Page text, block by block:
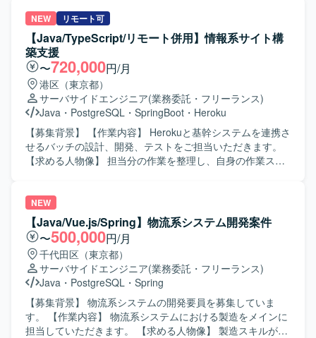
者を巻き込みながら開発を進められる方、プロダクトマネ
ージャーやプロジェクトマネージャーと建設的に議論でき
る方、チームメンバーの経験や強みを尊重しつつ技術的な
支援やナレッジ共有ができる方にご参画いただきたいと考
えています。開発速度と品質の両方に責任を持ち、継続的
な改善に取り組める方を期待しています。 【ポジションの
魅力】 AI音声プロダクトを実際のコンタクトセンターへ導
入し、現場から得られるフィードバックをもとにプロダク
トを改善していくフェーズに携わることができます。決め
られた仕様を実装するだけではなく、顧客環境で発生して
いる課題を整理し、プロダクトとして再利用可能な機能や
アーキテクチャ、チームの進め方そのものを見直していく
余地が大きいポジションです。フロントエンドとバックエ
ンドを横断して手を動かしながら、将来的にはテックリー
ドとして技術面だけでなくチームの開発推進にも関与で
き、通話中のリアルタイム支援や通話内容の活用、通話後
業務の効率化など、音声と生成AIを組み合わせた難易度の
高いプロダクト開発に挑戦できます。 【開発環境】 フロン
トエンドはReact、Next.js、Chrome Extensionを用いてお
り、バックエンドはTypeScript、Hono、Drizzle、Pythonを
利用しています。データベースにはPostgreSQLやQdrantを
める方を求めています。 【ポジションの魅力】 要件定義か
ら結合テストまで、システム開発の一連の工程に携わるこ
とができます。 【開発環境】 バックエンドは
Java（SpringBoot）、フロントエンドは
TypeScript（React）、インフラはAWS、データベースは
PostgreSQLを使用します。
NEW リモート可
【Java/TypeScript/リモート併用】情報系サイト構
築支援
〜720,000円/月
港区（東京都）
サーバサイドエンジニア(業務委託・フリーランス)
Java ・ PostgreSQL ・ SpringBoot ・ Heroku
【募集背景】 【作業内容】 Herokuと基幹システムを連携さ
せるバッチの設計、開発、テストをご担当いただきます。
【求める人物像】 担当分の作業を整理し、自身の作業スケ
ストまで、一連の工程に携わることができます。 【開発環
境】 Heroku、Postgres、Java 21、Vue
3.js（TypeScript）、Spring Boot、Spring Batch、
Hinemos、Slack、Backlog、GitHubを使用します。
NEW
【Java/Vue.js/Spring】物流系システム開発案件
〜500,000円/月
千代田区（東京都）
サーバサイドエンジニア(業務委託・フリーランス)
Java ・ PostgreSQL ・ Spring
【募集背景】 物流系システムの開発要員を募集していま
す。 【作業内容】 物流系システムにおける製造をメインに
担当していただきます。 【求める人物像】 製造スキルが高